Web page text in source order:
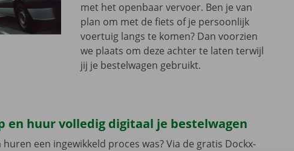
met het openbaar vervoer. Ben je van
plan om met de fiets of je persoonlijk
voertuig langs te komen? Dan voorzien
we plaats om deze achter te laten terwijl
jij je bestelwagen gebruikt.
en huur volledig digitaal je bestelwagen
een ingewikkeld proces was? Via de gratis Dockx-